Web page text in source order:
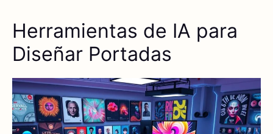
Herramientas de IA para
Diseñar Portadas